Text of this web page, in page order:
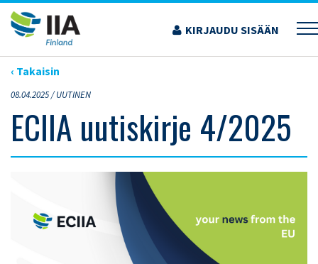
Siirry
sisältöön
KIRJAUDU SISÄÄN
›ARTIKKELIT›ECIIA UUTISKIRJE 4/2025
‹ Takaisin
08.04.2025 /UUTINEN
ECIIA uutiskirje 4/2025